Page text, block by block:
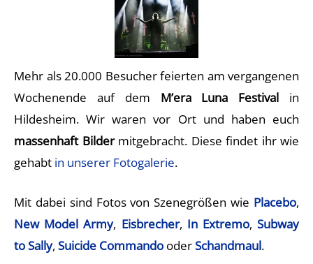
Mehr als 20.000 Besucher feierten am vergangenen
Wochenende auf dem M’era Luna Festival in
Hildesheim. Wir waren vor Ort und haben euch
massenhaft Bildermitgebracht. Diese findet ihr wie
gehabt in unserer Fotogalerie.
Mit dabei sind Fotos von Szenegrößen wie Placebo,
New Model Army, Eisbrecher, In Extremo,Subway
to Sally, Suicide Commando oderSchandmaul.